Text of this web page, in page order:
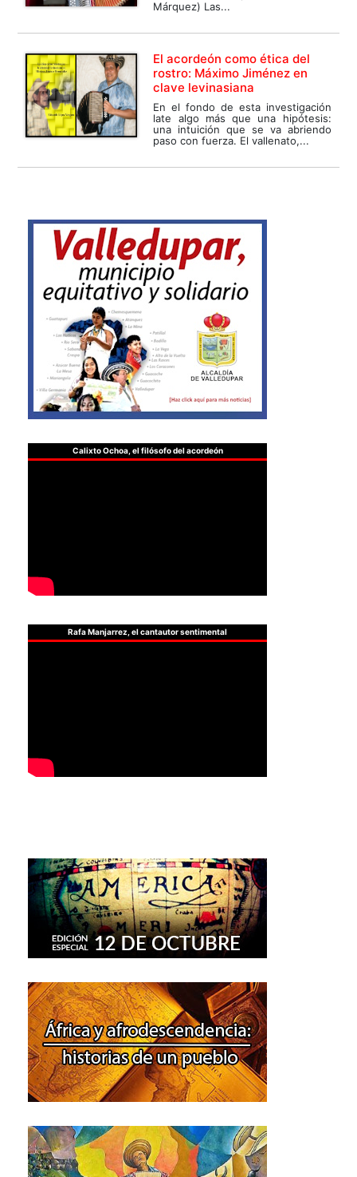
Márquez) Las...
El acordeón como ética del
rostro: Máximo Jiménez en
clave levinasiana
En el fondo de esta investigación
late algo más que una hipótesis:
una intuición que se va abriendo
paso con fuerza. El vallenato,...
Calixto Ochoa, el filósofo del acordeón
Rafa Manjarrez, el cantautor sentimental